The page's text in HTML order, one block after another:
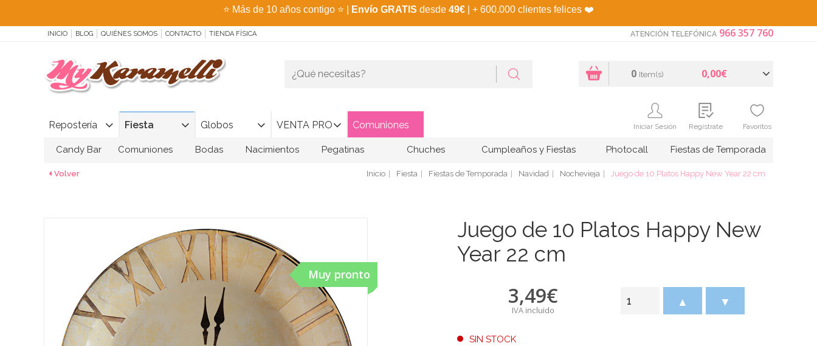
⭐ Más de 10 años contigo ⭐ Envío GRATIS desde 49€ | + 600.000 clientes felices ❤️
INICIO BLOG QUIÉNES SOMOS CONTACTO TIENDA FÍSICA ATENCIÓN TELEFÓNICA 966 357 760
Repostería Fiesta Globos VENTA PRO Comuniones
0 Item(s) 0,00€
Iniciar Sesión Regístrate Favoritos
Candy Bar Comuniones Bodas Nacimientos Pegatinas Chuches Cumpleaños y Fiestas Photocall Fiestas de Temporada
Volver Inicio Fiesta Fiestas de Temporada Navidad Nochevieja Juego de 10 Platos Happy New Year 22 cm
Muy pronto
Juego de 10 Platos Happy New
Year 22 cm
3,49€
IVA incluido
SIN STOCK
▲ ▼